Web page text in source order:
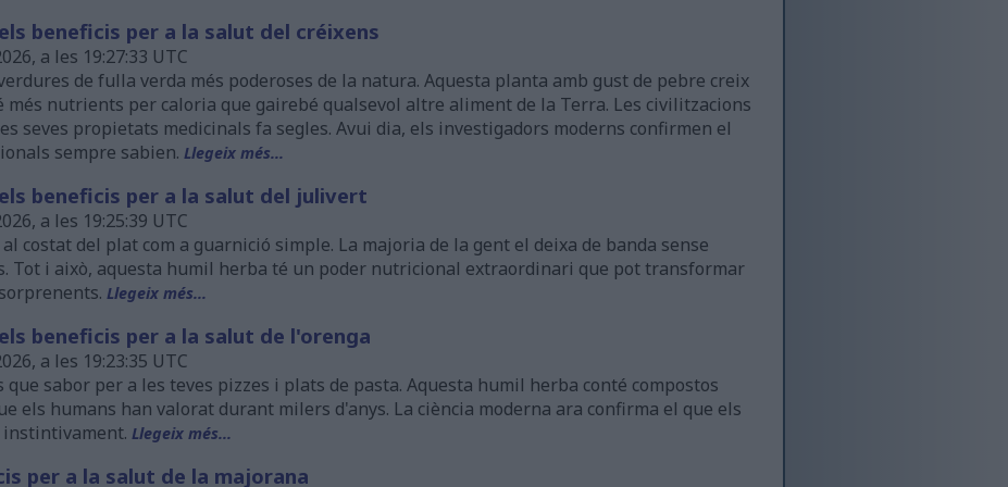
beneficis per a la salut del créixens
a les 19:27:33 UTC
de fulla verda més poderoses de la natura. Aquesta planta amb gust de pebre creix
més nutrients per caloria que gairebé qualsevol altre aliment de la Terra. Les civilitzacions
seves propietats medicinals fa segles. Avui dia, els investigadors moderns confirmen el
sempre sabien. Llegeix més...
beneficis per a la salut del julivert
a les 19:25:39 UTC
costat del plat com a guarnició simple. La majoria de la gent el deixa de banda sense
Tot i això, aquesta humil herba té un poder nutricional extraordinari que pot transformar
Llegeix més...
beneficis per a la salut de l'orenga
a les 19:23:35 UTC
que sabor per a les teves pizzes i plats de pasta. Aquesta humil herba conté compostos
els humans han valorat durant milers d'anys. La ciència moderna ara confirma el que els
instintivament. Llegeix més...
per a la salut de la majorana